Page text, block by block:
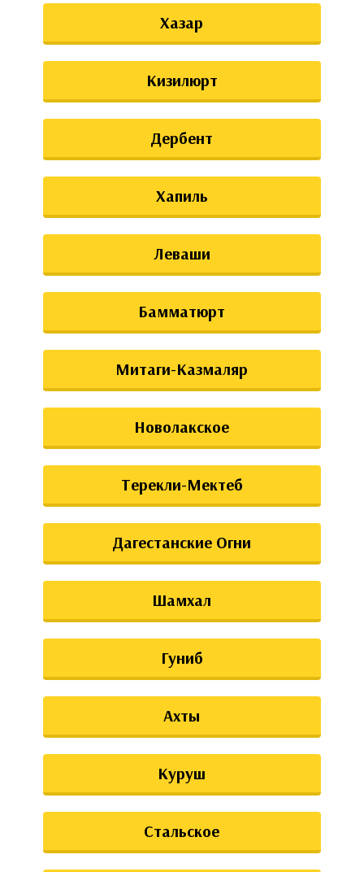
Хазар
Кизилюрт
Дербент
Хапиль
Леваши
Бамматюрт
Митаги-Казмаляр
Новолакское
Терекли-Мектеб
Дагестанские Огни
Шамхал
Гуниб
Ахты
Куруш
Стальское